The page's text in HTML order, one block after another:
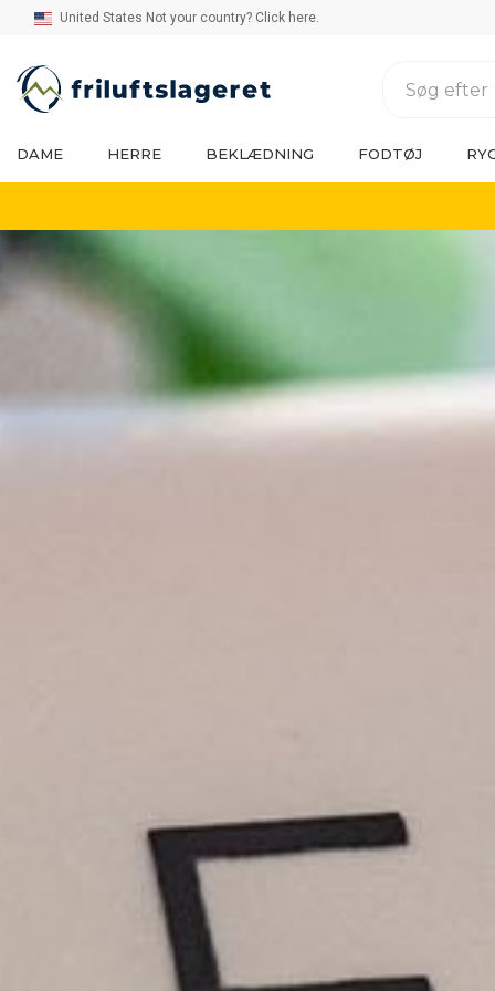
United States Not your country? Click here.
DAME HERRE BEKLÆDNING FODTØJ